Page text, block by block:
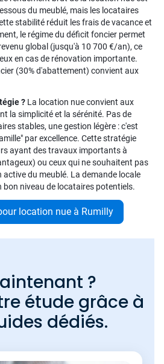
du meublé, mais les locataires
stabilité réduit les frais de vacance et
le régime du déficit foncier permet
global (jusqu'à 10 700 €/an), ce
en cas de rénovation importante.
(30% d'abattement) convient aux
? La location nue convient aux
la simplicité et la sérénité. Pas de
stables, une gestion légère : c'est
par excellence. Cette stratégie
ayant des travaux importants à
ou ceux qui ne souhaitent pas
du meublé. La demande locale
niveau de locataires potentiels.
location nue à Rumilly
?
étude grâce à
dédiés.